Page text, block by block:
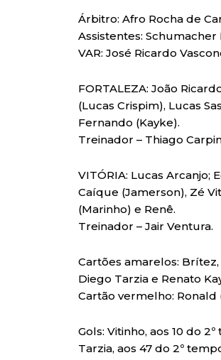
Árbitro: Afro Rocha de
Assistentes:
VAR: José Ricardo
FORTALEZA: João
(Lucas Crispim), Lucas
Fernando (Kayke).
Treinador – Thiago
VITÓRIA: Lucas Arcanjo;
Caíque (Jamerson), Zé
(Marinho) e Renê.
Treinador – Jair Ventura.
Cartões amarelos:
Diego Tarzia e Renato
Cartão vermelho: Ronald
Gols: Vitinho, aos 10 do
Tarzia, aos 47 do 2º